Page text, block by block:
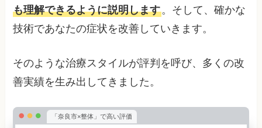
も理解できるように説明します。そして、確かな
技術であなたの症状を改善していきます。
そのような治療スタイルが評判を呼び、多くの改
善実績を生み出してきました。
「奈良市×整体」で高い評価